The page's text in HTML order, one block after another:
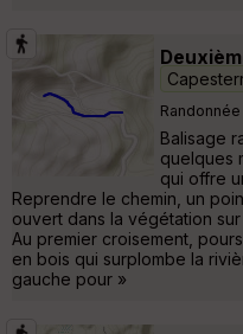
Balisage
quelques
qui offre
Reprendre le chemin, un
ouvert dans la végétation
Au premier croisement,
en bois qui surplombe la
gauche pour »